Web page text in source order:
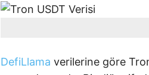
DefiLlama verilerine göre